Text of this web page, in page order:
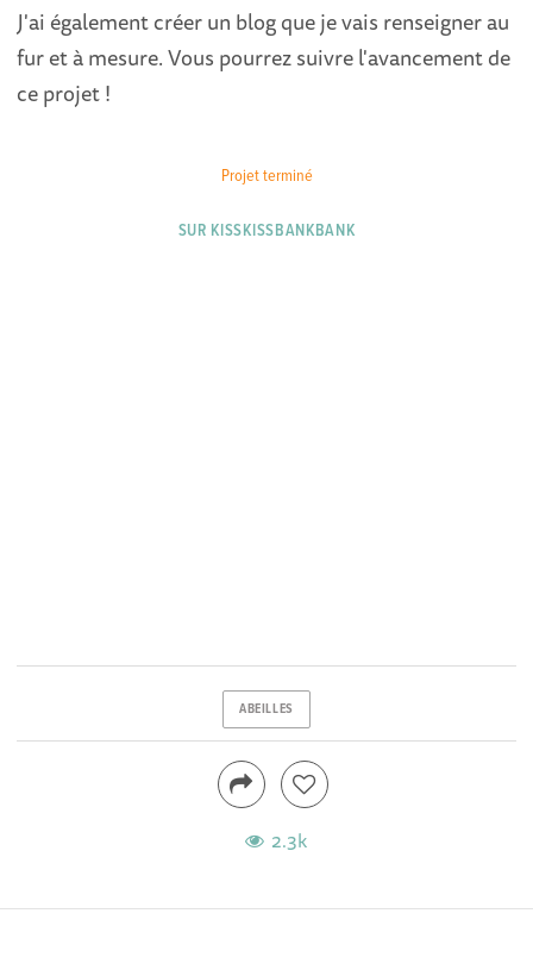
J'ai également créer un blog que je vais renseigner au
fur et à mesure. Vous pourrez suivre l'avancement de
ce projet !
Projet terminé
SUR KISSKISSBANKBANK
ABEILLES
2.3k